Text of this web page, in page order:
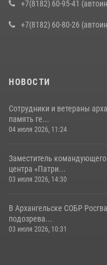
+7(8182) 60-95-41
+7(8182) 60-80-26
НОВОСТИ
Сотрудники и ветераны
память ге...
04 июля 2026, 11:24
Заместитель
центра «Патри...
03 июля 2026, 14:30
В Архангельске СОБР
подозрева...
03 июля 2026, 10:31